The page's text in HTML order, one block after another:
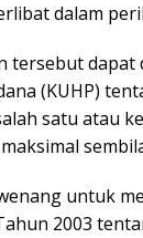
dalam
tersebut dapat
(KUHP)
satu atau
untuk
2003